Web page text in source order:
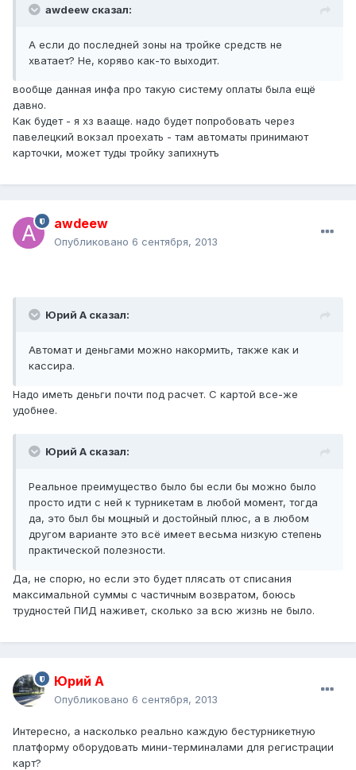
awdeew сказал:
А если до последней зоны на тройке средств не
хватает? Не, коряво как-то выходит.
вообще данная инфа про такую систему оплаты была ещё
давно.
Как будет - я хз вааще. надо будет попробовать через
павелецкий вокзал проехать - там автоматы принимают
карточки, может туды тройку запихнутъ
awdeew
Опубликовано 6 сентября, 2013
Юрий А сказал:
Автомат и деньгами можно накормить, также как и
кассира.
Надо иметь деньги почти под расчет. С картой все-же
удобнее.
Юрий А сказал:
Реальное преимущество было бы если бы можно было
просто идти с ней к турникетам в любой момент, тогда
да, это был бы мощный и достойный плюс, а в любом
другом варианте это всё имеет весьма низкую степень
практической полезности.
Да, не спорю, но если это будет плясать от списания
максимальной суммы с частичным возвратом, боюсь
трудностей ПИД наживет, сколько за всю жизнь не было.
Юрий А
Опубликовано 6 сентября, 2013
Интересно, а насколько реально каждую бестурникетную
платформу оборудовать мини-терминалами для регистрации
карт?